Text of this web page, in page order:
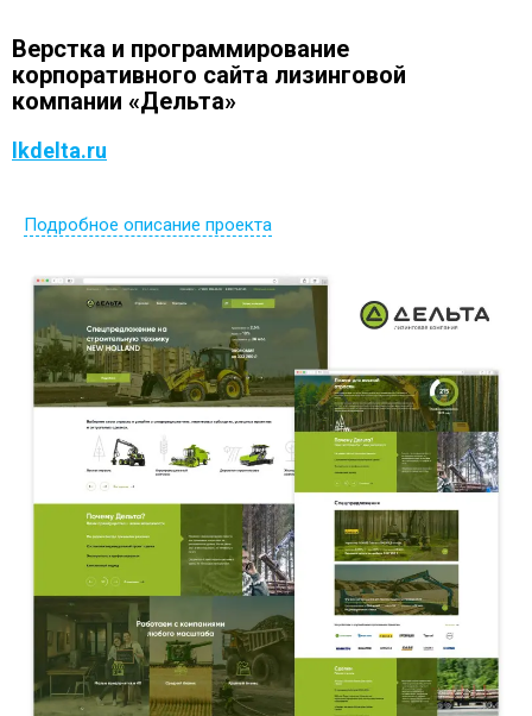
Верстка и программирование
корпоративного сайта лизинговой
компании «Дельта»
lkdelta.ru
Подробное описание проекта